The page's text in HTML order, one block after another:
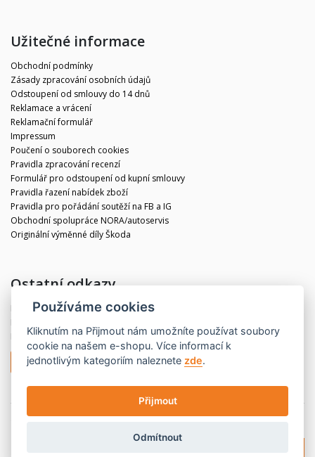
Užitečné informace
Obchodní podmínky
Zásady zpracování osobních údajů
Odstoupení od smlouvy do 14 dnů
Reklamace a vrácení
Reklamační formulář
Impressum
Poučení o souborech cookies
Pravidla zpracování recenzí
Formulář pro odstoupení od kupní smlouvy
Pravidla řazení nabídek zboží
Pravidla pro pořádání soutěží na FB a IG
Obchodní spolupráce NORA/autoservis
Originální výměnné díly Škoda
Ostatní odkazy
Blog
Partneři
Odstoupit od smlouvy
Používáme cookies
Kliknutím na Přijmout nám umožníte používat soubory
cookie na našem e-shopu. Více informací k
jednotlivým kategoriím naleznete zde.
Přijmout
Odmítnout